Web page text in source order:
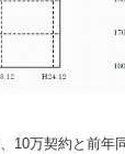
10万契約と前年